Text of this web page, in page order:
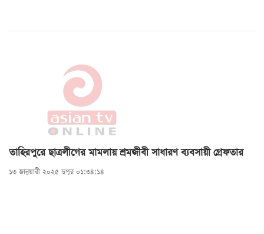
তাহিরপুরে ছাত্রলীগের মামলায় শ্রমজীবী সাধারণ ব্যবসায়ী গ্রেফতার
১৩ জানুয়ারী ২০২৫ দুপুর ০১:৩৪:১৪